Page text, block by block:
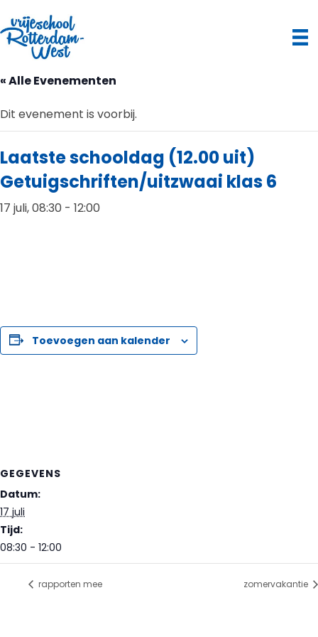
« Alle Evenementen
Dit evenement is voorbij.
Laatste schooldag (12.00 uit)
Getuigschriften/uitzwaai klas 6
17 juli, 08:30 - 12:00
Toevoegen aan kalender
GEGEVENS
Datum:
17 juli
Tijd:
08:30 - 12:00
rapporten mee zomervakantie